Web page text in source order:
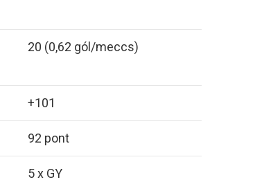
20 (0,62 gól/meccs)
+101
92 pont
5 x GY